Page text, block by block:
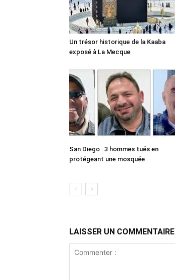
Un trésor historique de la Kaaba
exposé à La Mecque
San Diego : 3 hommes tués en
protégeant une mosquée
LAISSER UN COMMENTAIRE